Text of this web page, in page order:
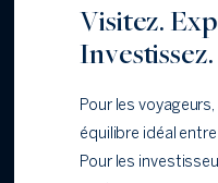
Visitez.
Investissez.
Pour les
équilibre idéal
Pour les